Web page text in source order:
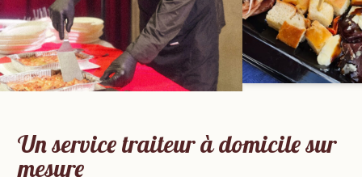
Un service traiteur à domicile sur
mesure